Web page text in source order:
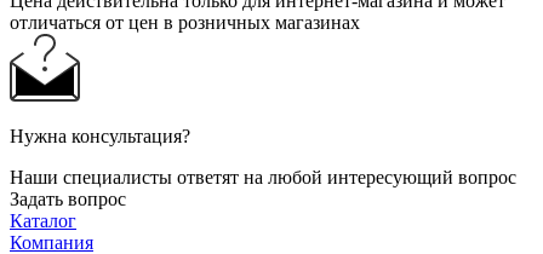
отличаться от цен в розничных магазинах
Нужна консультация?
Наши специалисты ответят на любой интересующий вопрос
Задать вопрос
Каталог
Компания